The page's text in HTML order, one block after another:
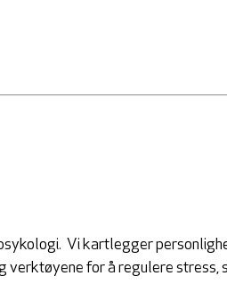
Vi kartlegger
verktøyene for å regulere